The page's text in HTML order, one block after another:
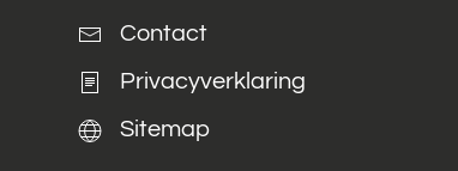
Contact
Privacyverklaring
Sitemap